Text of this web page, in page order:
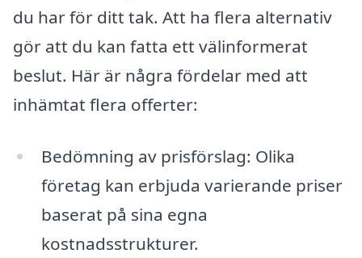
du har för ditt tak. Att ha flera alternativ
gör att du kan fatta ett välinformerat
beslut. Här är några fördelar med att
inhämtat flera offerter:
Bedömning av prisförslag: Olika
företag kan erbjuda varierande priser
baserat på sina egna
kostnadsstrukturer.